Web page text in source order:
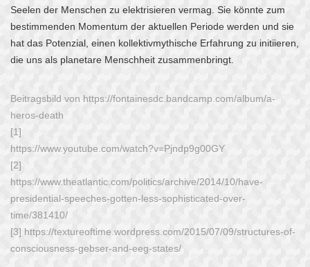
Seelen der Menschen zu elektrisieren vermag. Sie könnte zum
bestimmenden Momentum der aktuellen Periode werden und sie
hat das Potenzial, einen kollektivmythische Erfahrung zu initiieren,
die uns als planetare Menschheit zusammenbringt.
Beitragsbild von https://fontainesdc.bandcamp.com/album/a-
heros-death
[1]
https://www.youtube.com/watch?v=Pjndp9g00GY
[2]
https://www.theatlantic.com/politics/archive/2014/10/have-
presidential-speeches-gotten-less-sophisticated-over-
time/381410/
[3] https://textureoftime.wordpress.com/2015/07/09/structures-of-
consciousness-gebser-and-eeg-states/